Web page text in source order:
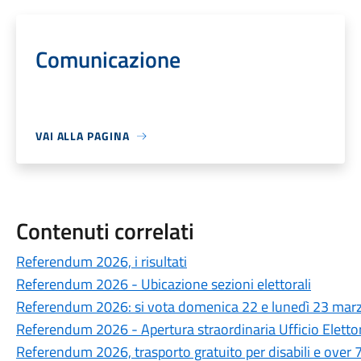
Comunicazione
VAI ALLA PAGINA
Contenuti correlati
Referendum 2026, i risultati
Referendum 2026 - Ubicazione sezioni elettorali
Referendum 2026: si vota domenica 22 e lunedì 23
Referendum 2026 - Apertura straordinaria Ufficio
Referendum 2026, trasporto gratuito per disabili e over